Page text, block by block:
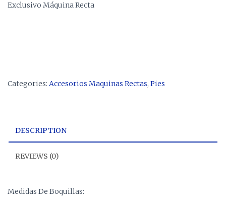
Exclusivo Máquina Recta
Categories: Accesorios Maquinas Rectas, Pies
DESCRIPTION
REVIEWS (0)
Medidas De Boquillas: